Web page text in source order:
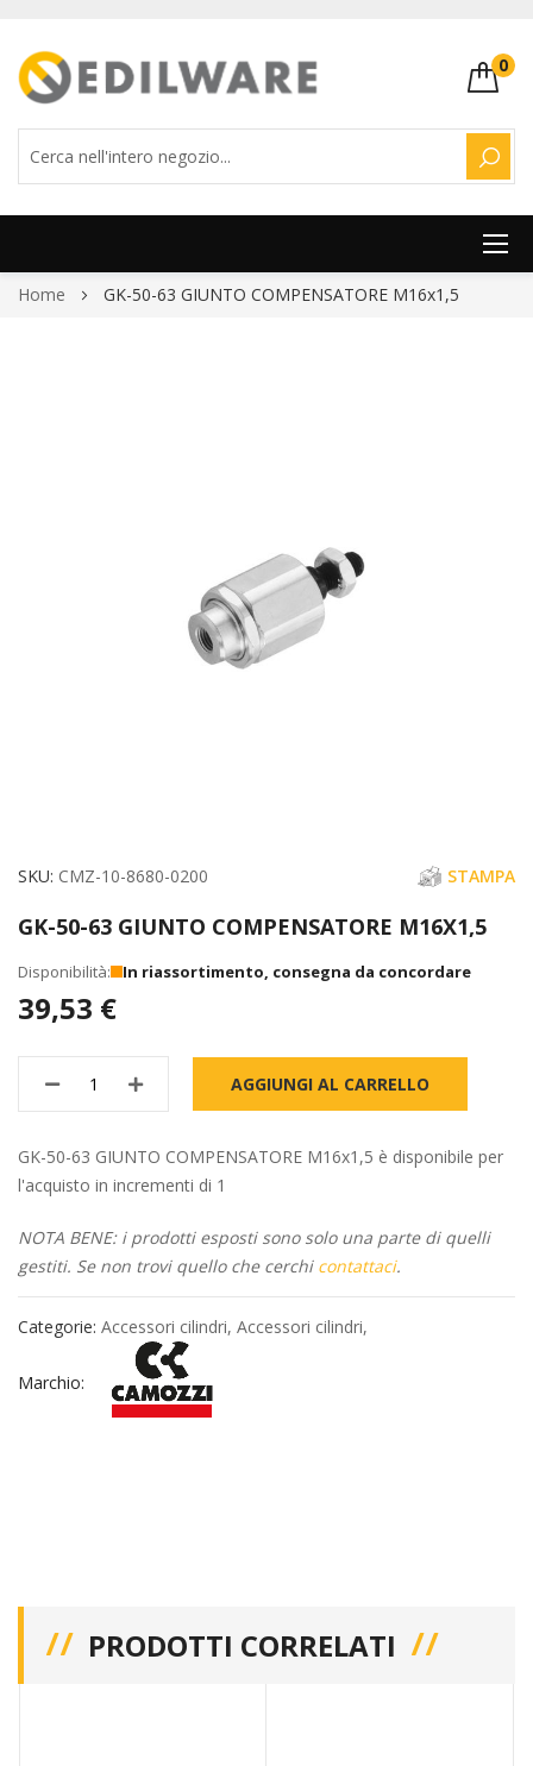
0
Salta
Home GK-50-63 GIUNTO COMPENSATORE M16x1,5
Vai
della
immagini
SKU CMZ-10-8680-0200 STAMPA
GK-50-63 GIUNTO COMPENSATORE M16X1,5
In riassortimento, consegna da concordare
39,53 €
AGGIUNGI AL CARRELLO
GK-50-63 GIUNTO COMPENSATORE M16x1,5 è disponibile per
l'acquisto in incrementi di 1
NOTA BENE: i prodotti esposti sono solo una parte di quelli
gestiti. Se non trovi quello che cerchi contattaci.
Categorie: Accessori cilindri, Accessori cilindri,
Marchio:
PRODOTTI CORRELATI